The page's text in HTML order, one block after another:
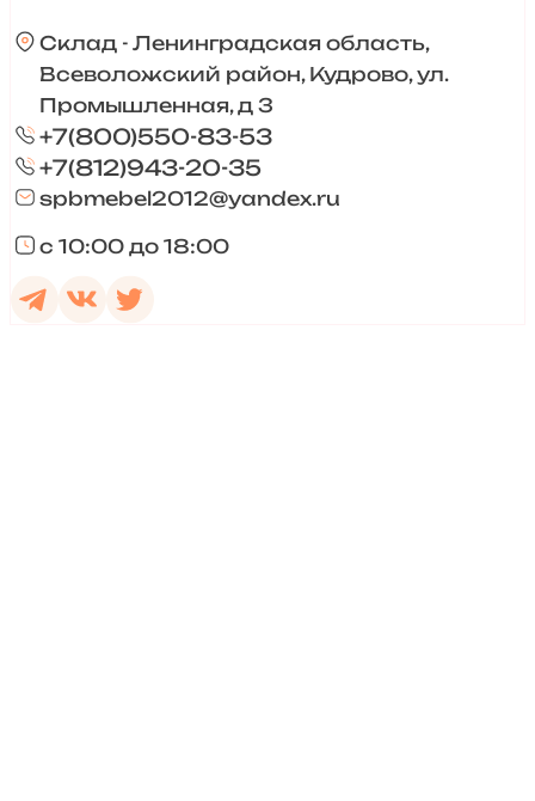
Склад - Ленинградская область,
Всеволожский район, Кудрово, ул.
Промышленная, д 3
+7(800)550-83-53
+7(812)943-20-35
spbmebel2012@yandex.ru
с 10:00 до 18:00